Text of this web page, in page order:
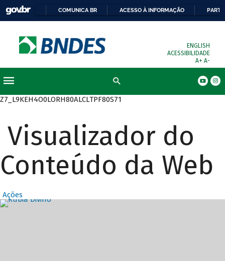
COMUNICA BR ACESSO À INFORMAÇÃO
ENGLISH
ACESSIBILIDADE
A+ A-
Z7_L9KEH4O0LORH80ALCLTPF80S71
Visualizador do
Conteúdo da Web
Ações
Destaques